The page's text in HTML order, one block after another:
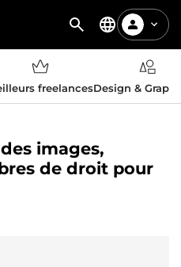
freelancesDesign &
images,
de droit pour